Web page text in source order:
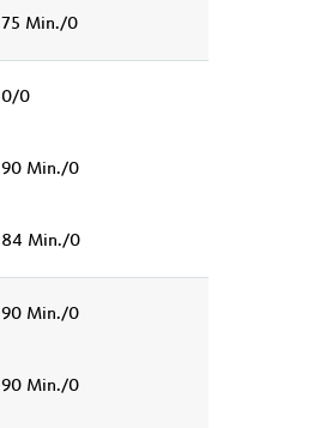
75 Min./0
0/0
90 Min./0
84 Min./0
90 Min./0
90 Min./0